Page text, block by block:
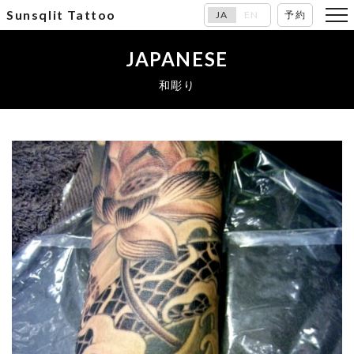
Sunsqlit Tattoo JA EN 予約
JAPANESE
和彫り